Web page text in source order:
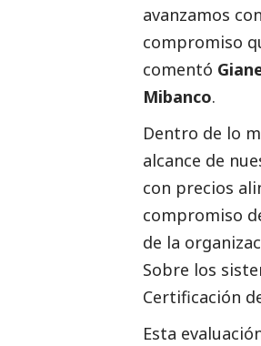
avanzamos
compromiso
comentó
Mibanco.
Dentro de lo
alcance de
con precios
compromiso
de la
Sobre los
Certificación
Esta